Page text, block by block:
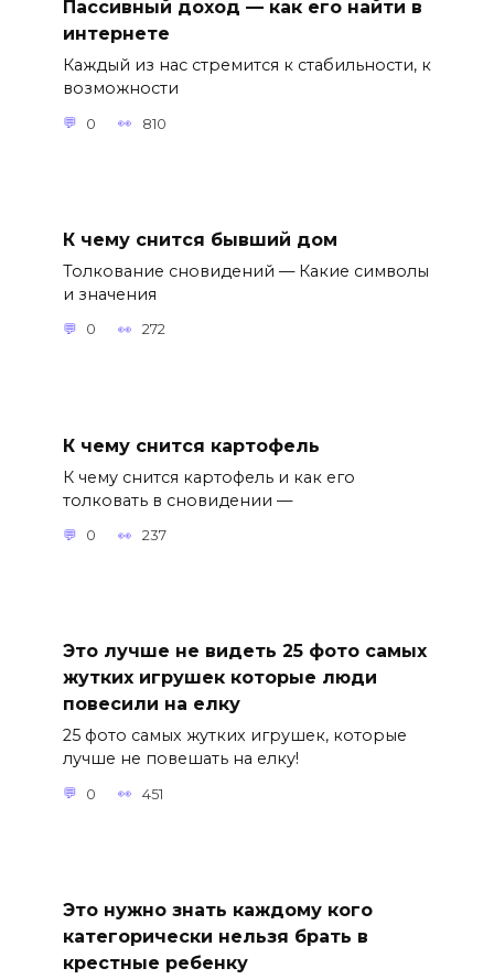
Пассивный доход — как его найти в
интернете
Каждый из нас стремится к стабильности, к
возможности
0 810
К чему снится бывший дом
Толкование сновидений — Какие символы
и значения
0 272
К чему снится картофель
К чему снится картофель и как его
толковать в сновидении —
0 237
Это лучше не видеть 25 фото самых
жутких игрушек которые люди
повесили на елку
25 фото самых жутких игрушек, которые
лучше не повешать на елку!
0 451
Это нужно знать каждому кого
категорически нельзя брать в
крестные ребенку